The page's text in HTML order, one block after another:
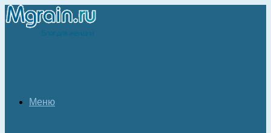
Меню